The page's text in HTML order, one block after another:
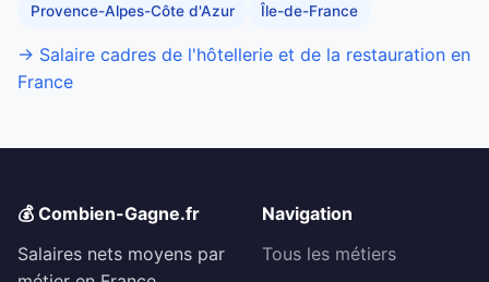
Provence-Alpes-Côte d'Azur Île-de-France
→ Salaire cadres de l'hôtellerie et de la restauration en
France
💰 Combien-Gagne.fr
Salaires nets moyens par
Navigation
Tous les métiers